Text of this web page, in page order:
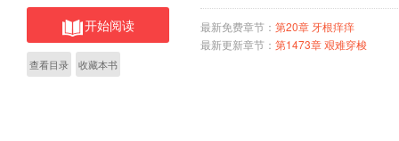
开始阅读
查看目录 收藏本书
最新免费章节： 第20章 牙根痒痒
最新更新章节： 第1473章 艰难穿梭